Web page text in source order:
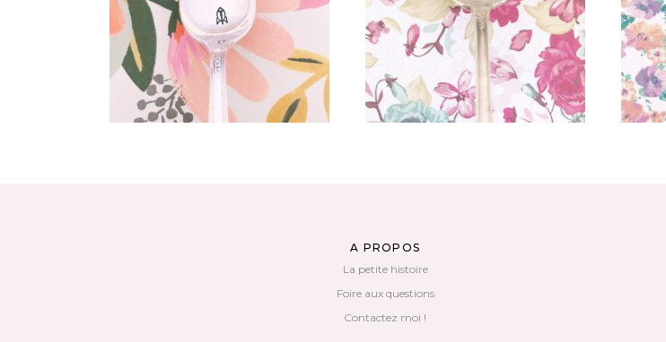
AJOUTER AU PANIER AJOUTER AU PANIER
A PROPOS
La petite histoire
Foire aux questions
Contactez moi !